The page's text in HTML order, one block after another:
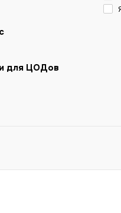
для ЦОДов